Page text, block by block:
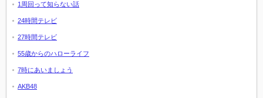
1周回って知らない話
24時間テレビ
27時間テレビ
55歳からのハローライフ
7時にあいましょう
AKB48